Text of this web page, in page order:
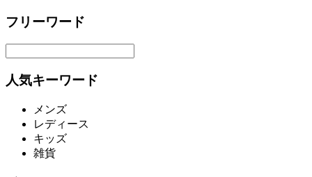
フリーワード
人気キーワード
メンズ
レディース
キッズ
雑貨